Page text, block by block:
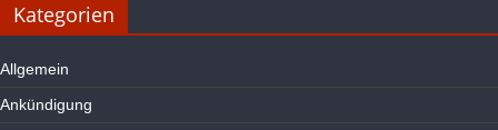
Kategorien
Allgemein
Ankündigung